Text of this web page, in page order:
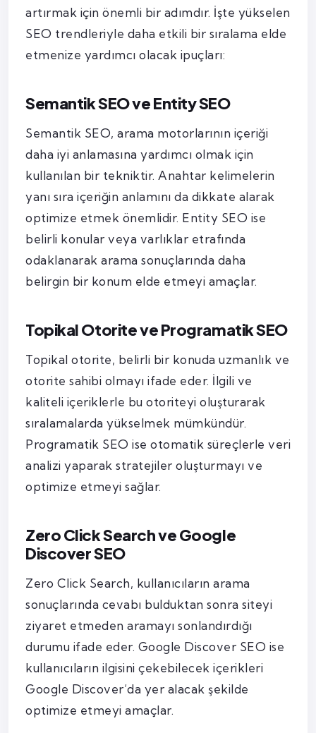
artırmak için önemli bir adımdır. İşte yükselen
SEO trendleriyle daha etkili bir sıralama elde
etmenize yardımcı olacak ipuçları:
Semantik SEO ve Entity SEO
Semantik SEO, arama motorlarının içeriği
daha iyi anlamasına yardımcı olmak için
kullanılan bir tekniktir. Anahtar kelimelerin
yanı sıra içeriğin anlamını da dikkate alarak
optimize etmek önemlidir. Entity SEO ise
belirli konular veya varlıklar etrafında
odaklanarak arama sonuçlarında daha
belirgin bir konum elde etmeyi amaçlar.
Topikal Otorite ve Programatik SEO
Topikal otorite, belirli bir konuda uzmanlık ve
otorite sahibi olmayı ifade eder. İlgili ve
kaliteli içeriklerle bu otoriteyi oluşturarak
sıralamalarda yükselmek mümkündür.
Programatik SEO ise otomatik süreçlerle veri
analizi yaparak stratejiler oluşturmayı ve
optimize etmeyi sağlar.
Zero Click Search ve Google
Discover SEO
Zero Click Search, kullanıcıların arama
sonuçlarında cevabı bulduktan sonra siteyi
ziyaret etmeden aramayı sonlandırdığı
durumu ifade eder. Google Discover SEO ise
kullanıcıların ilgisini çekebilecek içerikleri
Google Discover’da yer alacak şekilde
optimize etmeyi amaçlar.